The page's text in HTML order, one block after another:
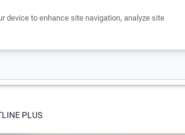
Compra un auto
PLUS
device to enhance site navigation, analyze site